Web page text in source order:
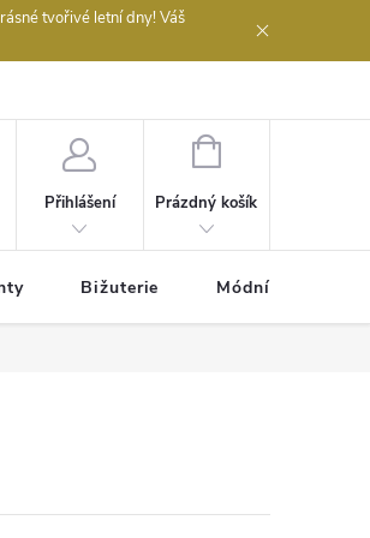
tvořivé letní dny! Váš
Přihlášení
NÁKUPNÍ
Prázdný košík
Bižuterie Módní doplňky